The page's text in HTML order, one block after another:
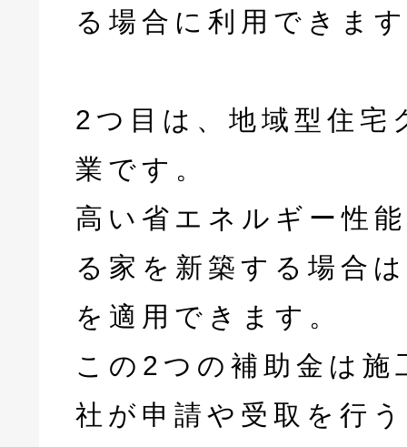
る場合に利用できま
2つ目は、地域型住宅
業です。
高い省エネルギー性
る家を新築する場合
を適用できます。
この2つの補助金は施
社が申請や受取を行